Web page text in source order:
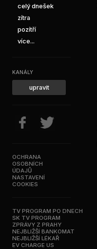
celý dnešek
zítra
pozítří
více...
KANÁLY
upravit
OCHRANA
OSOBNÍCH
ÚDAJŮ
NASTAVENÍ
COOKIES
TV PROGRAM PO DNECH
SK TV PROGRAM
ZPRÁVY Z PRAHY
NEJBLIŽŠÍ BANKOMAT
NEJBLIŽŠÍ LÉKAŘ
EV CHARGE US